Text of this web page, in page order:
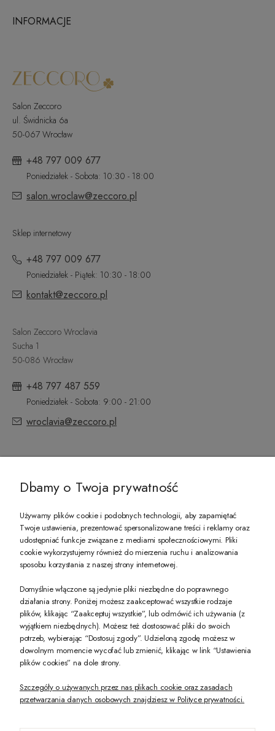
INFORMACJE
Salon Zeccoro
ul. Świdnicka 6a
50-067 Wrocław
+48 797 009 677
Poniedziałek - Sobota: 10:30 - 18:00
salon.wroclaw@zeccoro.pl
Sklep internetowy
+48 797 009 677
Poniedziałek - Piątek: 10:30 - 18:00
kontakt@zeccoro.pl
Salon Zeccoro Wroclavia
Sucha 1
50-086 Wrocław
+48 797 487 559
Poniedziałek - Sobota: 9:00 - 21:00
wroclavia@zeccoro.pl
PREZENT DLA CIEBIE!
-10% na pierwsze zakupy na zeccoro.pl Gdy zapiszesz się do naszego
Twoje dane będą przetwarzane zgodnie z nasząpolityką prywatności
POKAŻ PEŁNĄ WERSJĘ STRONY
Dbamy o Twoja prywatność
Używamy plików cookie i podobnych technologii, aby zapamiętać
Twoje ustawienia, prezentować spersonalizowane treści i reklamy oraz
udostępniać funkcje związane z mediami społecznościowymi. Pliki
cookie wykorzystujemy również do mierzenia ruchu i analizowania
sposobu korzystania z naszej strony internetowej.
Domyślnie włączone są jedynie pliki niezbędne do poprawnego
działania strony. Poniżej możesz zaakceptować wszystkie rodzaje
plików, klikając “Zaakceptuj wszystkie”, lub odmówić ich używania (z
wyjątkiem niezbędnych). Możesz też dostosować pliki do swoich
potrzeb, wybierając “Dostosuj zgody”. Udzieloną zgodę możesz w
dowolnym momencie wycofać lub zmienić, klikając w link “Ustawienia
plików cookies” na dole strony.
Szczegóły o używanych przez nas plikach cookie oraz zasadach
przetwarzania danych osobowych znajdziesz w Polityce prywatności.